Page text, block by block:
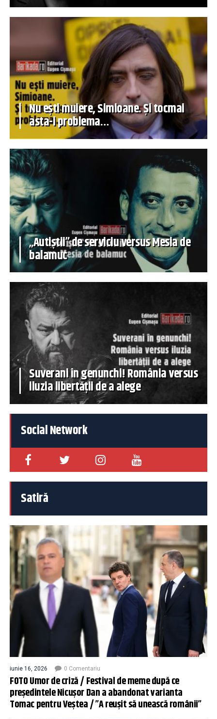
Nu ești muiere, Simioane. Și tocmai
asta-i problema…
„Autiștii” de serviciu versus Mesia de
balamuc
Suverani în genunchi! România versus
iluzia libertății de a alege
Social Network
Satiră
iunie 16, 2026 0 Comentariu
FOTO Umor de criză / Festival de meme după ce
președintele Nicușor Dan a abandonat varianta
Tomac pentru Veștea / ”A reușit să unească românii”